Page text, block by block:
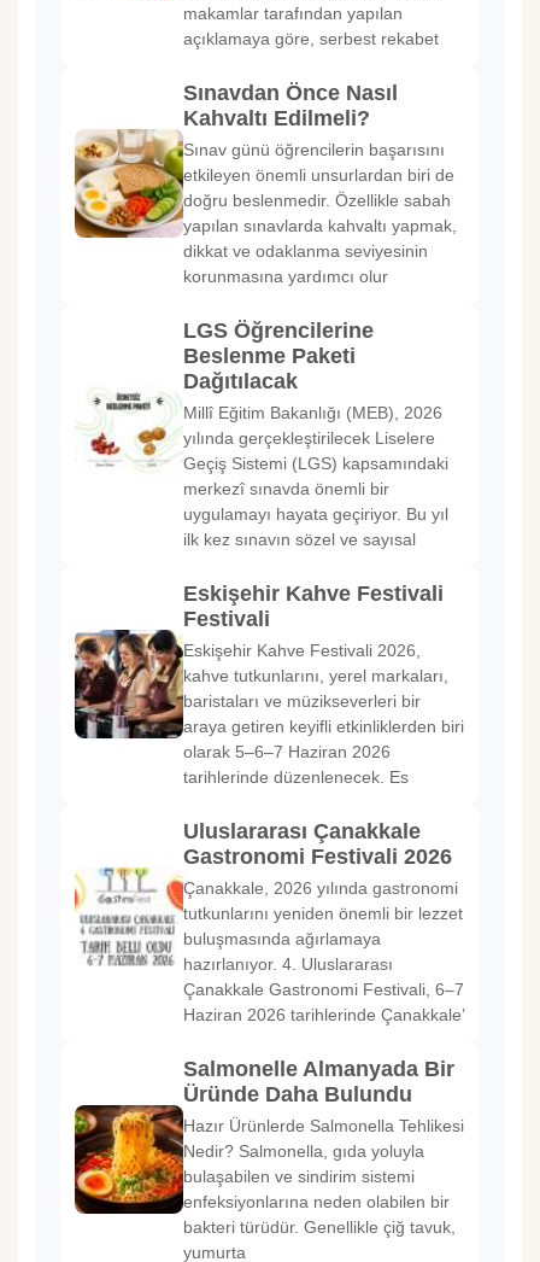
makamlar tarafından yapılan
açıklamaya göre, serbest rekabet
Sınavdan Önce Nasıl
Kahvaltı Edilmeli?
Sınav günü öğrencilerin başarısını
etkileyen önemli unsurlardan biri de
doğru beslenmedir. Özellikle sabah
yapılan sınavlarda kahvaltı yapmak,
dikkat ve odaklanma seviyesinin
korunmasına yardımcı olur
LGS Öğrencilerine
Beslenme Paketi
Dağıtılacak
Millî Eğitim Bakanlığı (MEB), 2026
yılında gerçekleştirilecek Liselere
Geçiş Sistemi (LGS) kapsamındaki
merkezî sınavda önemli bir
uygulamayı hayata geçiriyor. Bu yıl
ilk kez sınavın sözel ve sayısal
Eskişehir Kahve Festivali
Festivali
Eskişehir Kahve Festivali 2026,
kahve tutkunlarını, yerel markaları,
baristaları ve müzikseverleri bir
araya getiren keyifli etkinliklerden biri
olarak 5–6–7 Haziran 2026
tarihlerinde düzenlenecek. Es
Uluslararası Çanakkale
Gastronomi Festivali 2026
Çanakkale, 2026 yılında gastronomi
tutkunlarını yeniden önemli bir lezzet
buluşmasında ağırlamaya
hazırlanıyor. 4. Uluslararası
Çanakkale Gastronomi Festivali, 6–7
Haziran 2026 tarihlerinde Çanakkale’
Salmonelle Almanyada Bir
Üründe Daha Bulundu
Hazır Ürünlerde Salmonella Tehlikesi
Nedir? Salmonella, gıda yoluyla
bulaşabilen ve sindirim sistemi
enfeksiyonlarına neden olabilen bir
bakteri türüdür. Genellikle çiğ tavuk,
yumurta